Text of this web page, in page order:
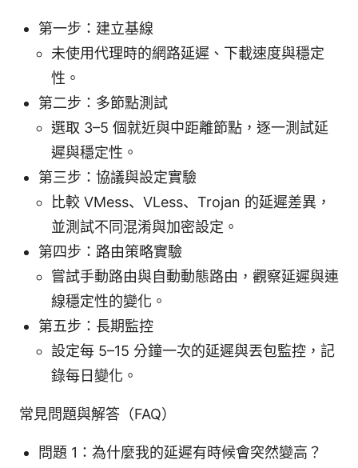
第一步：建立基線
未使用代理時的網路延遲、下載速度與穩定
性。
第二步：多節點測試
選取 3–5 個就近與中距離節點，逐一測試延
遲與穩定性。
第三步：協議與設定實驗
比較 VMess、VLess、Trojan 的延遲差異，
並測試不同混淆與加密設定。
第四步：路由策略實驗
嘗試手動路由與自動動態路由，觀察延遲與連
線穩定性的變化。
第五步：長期監控
設定每 5–15 分鐘一次的延遲與丟包監控，記
錄每日變化。
常見問題與解答（FAQ）
問題 1：為什麼我的延遲有時候會突然變高？